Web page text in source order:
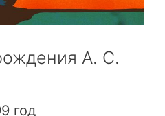
А. С.
год